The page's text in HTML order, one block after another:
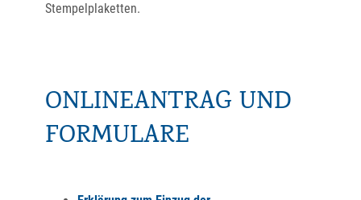
Stempelplaketten.
ONLINEANTRAG UND
FORMULARE